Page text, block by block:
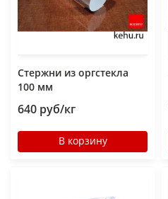
Стержни из оргстекла
100 мм
640 руб/кг
В корзину